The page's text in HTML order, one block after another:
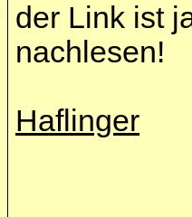
der Link ist
nachlesen!
Haflinger